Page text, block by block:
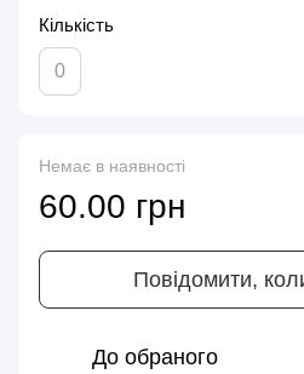
Кількість
0
Немає в наявності
60.00 грн
Повідомити,
До обраного